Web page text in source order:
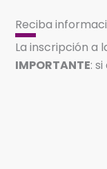
Reciba
La inscripción a
IMPORTANTE: